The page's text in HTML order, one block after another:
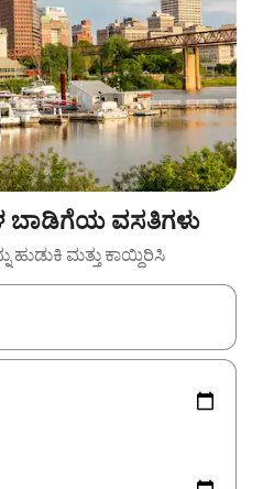
ಬಾಡಿಗೆಯ ವಸತಿಗಳು
ಹುಡುಕಿ ಮತ್ತು ಕಾಯ್ದಿರಿಸಿ
ಮತ್ತು ಡೌನ್ ಬಾಣದ ಕೀಲಿಗಳೊಂದಿಗೆ